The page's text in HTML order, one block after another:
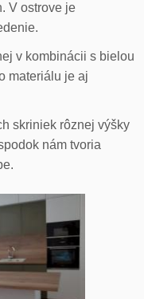
V ostrove je
v kombinácii s bielou
materiálu je aj
skriniek rôznej výšky
nám tvoria